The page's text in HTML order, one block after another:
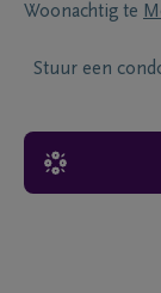
Woonachtig te
Stuur een